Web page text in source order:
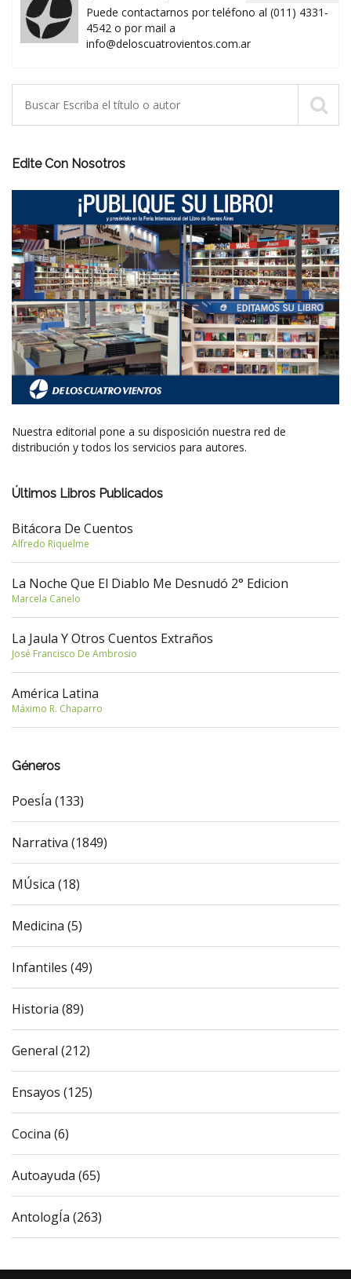
Puede contactarnos por teléfono al (011) 4331-
4542 o por mail a
info@deloscuatrovientos.com.ar
Edite Con Nosotros
Nuestra editorial pone a su disposición nuestra red de
distribución y todos los servicios para autores.
Últimos Libros Publicados
Bitácora De Cuentos
Alfredo Riquelme
La Noche Que El Diablo Me Desnudó 2° Edicion
Marcela Canelo
La Jaula Y Otros Cuentos Extraños
José Francisco De Ambrosio
América Latina
Máximo R. Chaparro
Géneros
PoesÍa (133)
Narrativa (1849)
MÚsica (18)
Medicina (5)
Infantiles (49)
Historia (89)
General (212)
Ensayos (125)
Cocina (6)
Autoayuda (65)
AntologÍa (263)